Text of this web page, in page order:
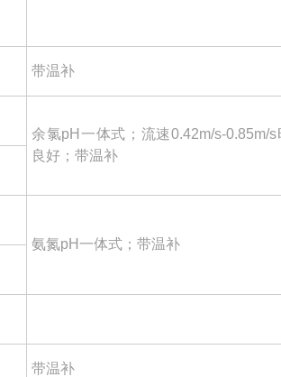
带温补
余氯pH一体式；流速0.42m/s-0.85m/s
良好；带温补
氨氮pH一体式；带温补
带温补